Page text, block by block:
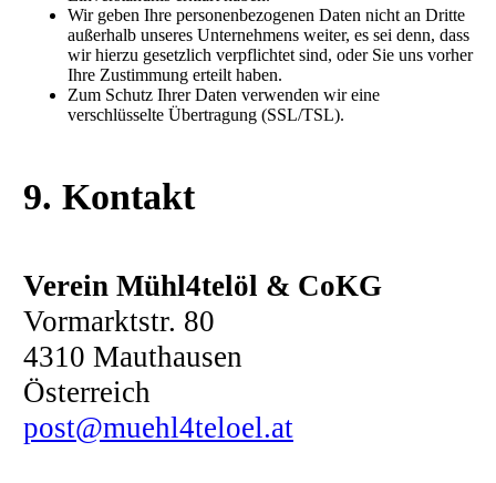
Wir geben Ihre personenbezogenen Daten nicht an Dritte
außerhalb unseres Unternehmens weiter, es sei denn, dass
wir hierzu gesetzlich verpflichtet sind, oder Sie uns vorher
Ihre Zustimmung erteilt haben.
Zum Schutz Ihrer Daten verwenden wir eine
verschlüsselte Übertragung (SSL/TSL).
9. Kontakt
Verein Mühl4telöl & CoKG
Vormarktstr. 80
4310 Mauthausen
Österreich
post@muehl4teloel.at